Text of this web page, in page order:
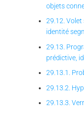
objets
29.12.
identité
29.13.
prédictive,
29.13.1.
29.13.2.
29.13.3.